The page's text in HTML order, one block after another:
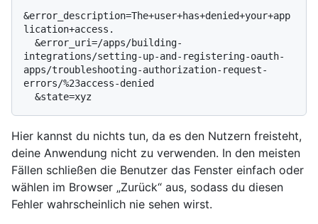
&error_description=The+user+has+denied+your+app
lication+access.
integrations/setting-up-and-registering-oauth-
apps/troubleshooting-authorization-request-
errors/%23access-denied
Hier kannst du nichts tun, da es den Nutzern freisteht,
deine Anwendung nicht zu verwenden. In den meisten
Fällen schließen die Benutzer das Fenster einfach oder
wählen im Browser „Zurück“ aus, sodass du diesen
Fehler wahrscheinlich nie sehen wirst.